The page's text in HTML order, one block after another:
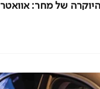
של מחר: אוואטר 11